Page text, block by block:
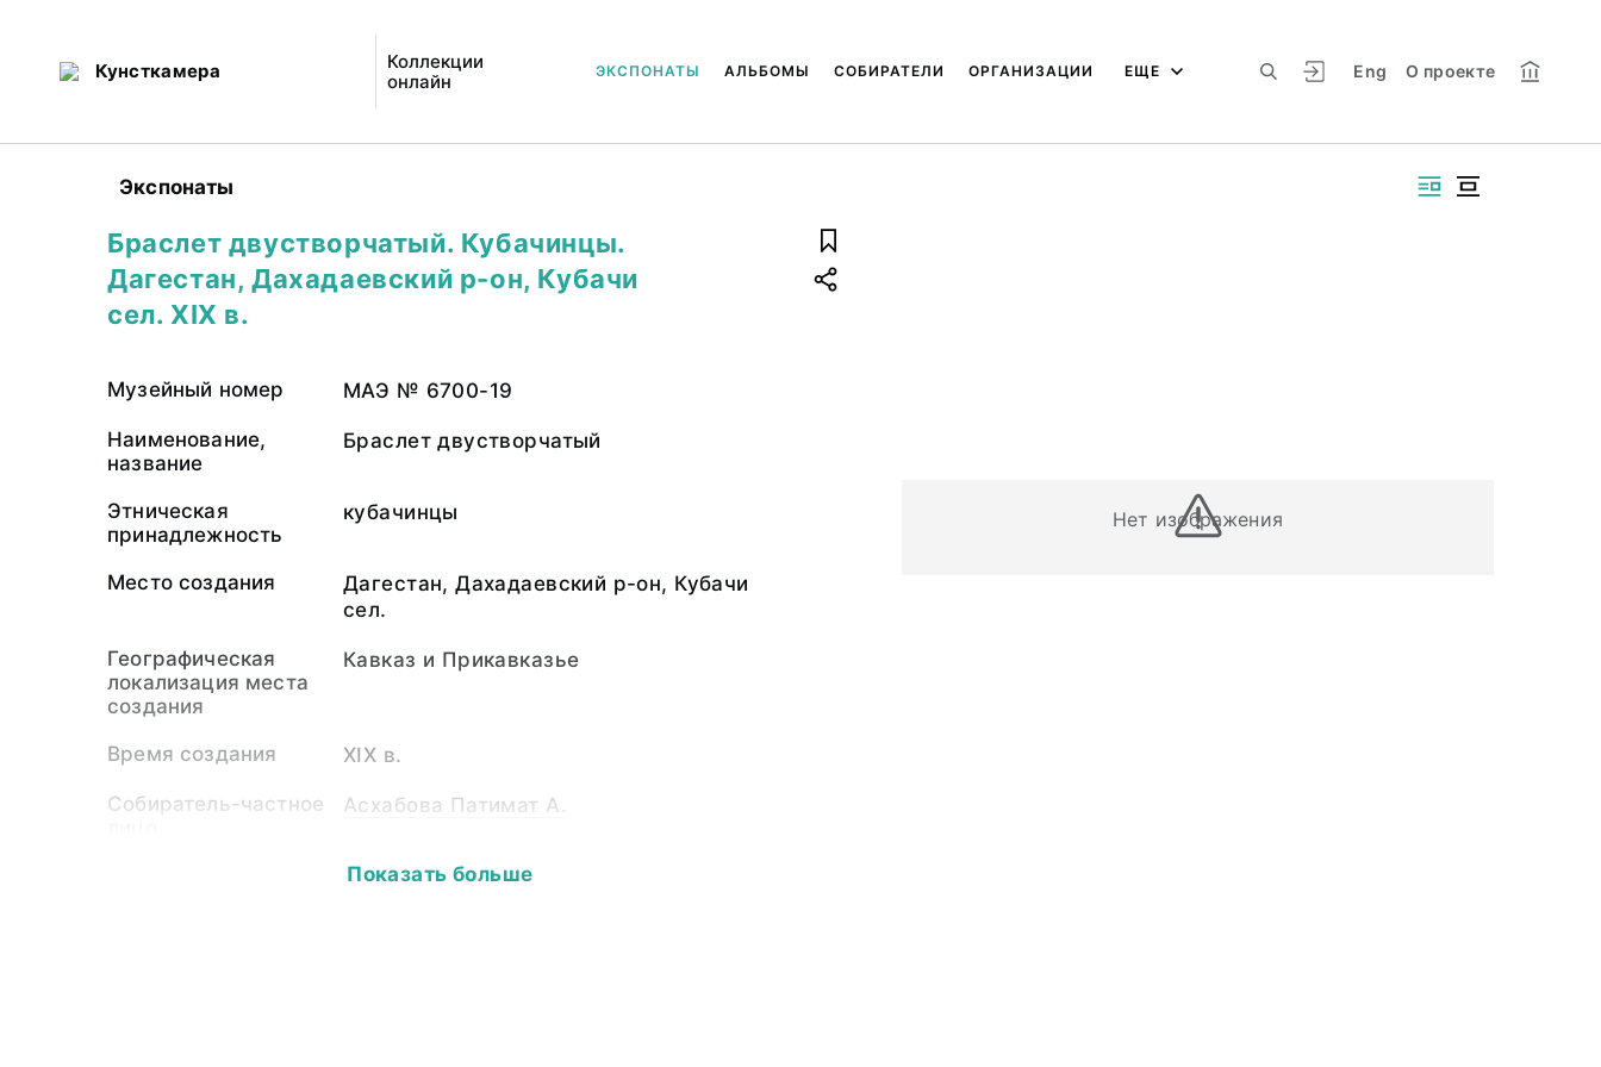
Кунсткамера
Коллекции
онлайн
Eng О проекте
ЭКСПОНАТЫ АЛЬБОМЫ СОБИРАТЕЛИ ОРГАНИЗАЦИИ ЕЩЕ
Экспонаты
Нет изображения
Браслет двустворчатый. Кубачинцы.
Дагестан, Дахадаевский р-он, Кубачи
сел. XIX в.
Музейный номер МАЭ № 6700-19
Наименование,
название
Браслет двустворчатый
Этническая
принадлежность
кубачинцы
Место создания
Дагестан, Дахадаевский р-он, Кубачи
сел.
Географическая
локализация места
создания
Кавказ и Прикавказье
Время создания XIX в.
Собиратель-частное
Асхабова Патимат А.
серебро 600, серебро 875, бирюза,
Показать больше